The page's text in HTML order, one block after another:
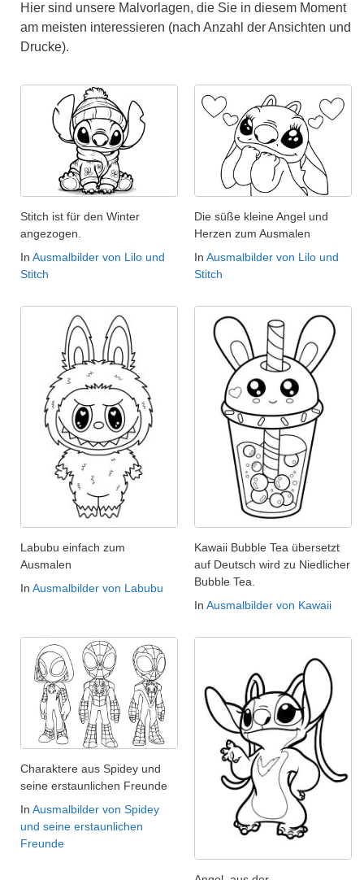
Hier sind unsere Malvorlagen, die Sie in diesem Moment
am meisten interessieren (nach Anzahl der Ansichten und
Drucke).
Stitch ist für den Winter
angezogen.
In Ausmalbilder von Lilo und
Stitch
Die süße kleine Angel und
Herzen zum Ausmalen
In Ausmalbilder von Lilo und
Stitch
Labubu einfach zum
Ausmalen
In Ausmalbilder von Labubu
Kawaii Bubble Tea übersetzt
auf Deutsch wird zu Niedlicher
Bubble Tea.
In Ausmalbilder von Kawaii
Charaktere aus Spidey und
seine erstaunlichen Freunde
In Ausmalbilder von Spidey
und seine erstaunlichen
Freunde